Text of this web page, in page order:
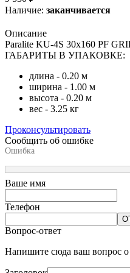
Наличие: заканчивается
Описание
Paralite KU-4S 30x160 PF
ГАБАРИТЫ В УПАКОВКЕ:
длина - 0.20 м
ширина - 1.00 м
высота - 0.20 м
вес - 3.25 кг
Проконсультировать
Сообщить об ошибке
Ошибка
Ваше имя
Телефон
Вопрос-ответ
Напишите сюда ваш вопрос о